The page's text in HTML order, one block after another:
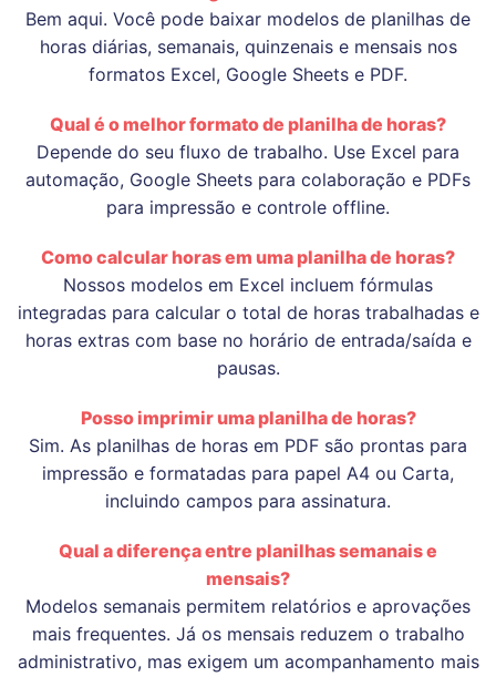
Bem aqui. Você pode baixar modelos de planilhas de
horas diárias, semanais, quinzenais e mensais nos
formatos Excel, Google Sheets e PDF.
Qual é o melhor formato de planilha de horas?
Depende do seu fluxo de trabalho. Use Excel para
automação, Google Sheets para colaboração e PDFs
para impressão e controle offline.
Como calcular horas em uma planilha de horas?
Nossos modelos em Excel incluem fórmulas
integradas para calcular o total de horas trabalhadas e
horas extras com base no horário de entrada/saída e
pausas.
Posso imprimir uma planilha de horas?
Sim. As planilhas de horas em PDF são prontas para
impressão e formatadas para papel A4 ou Carta,
incluindo campos para assinatura.
Qual a diferença entre planilhas semanais e
mensais?
Modelos semanais permitem relatórios e aprovações
mais frequentes. Já os mensais reduzem o trabalho
administrativo, mas exigem um acompanhamento mais